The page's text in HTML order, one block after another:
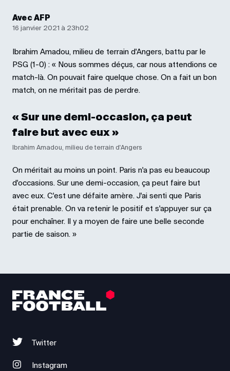
Avec AFP
16 janvier 2021 à 23h02
Ibrahim Amadou, milieu de terrain d'Angers, battu par le
PSG (1-0) : « Nous sommes déçus, car nous attendions ce
match-là. On pouvait faire quelque chose. On a fait un bon
match, on ne méritait pas de perdre.
« Sur une demi-occasion, ça peut
faire but avec eux »
Ibrahim Amadou, milieu de terrain d'Angers
On méritait au moins un point. Paris n'a pas eu beaucoup
d'occasions. Sur une demi-occasion, ça peut faire but
avec eux. C'est une défaite amère. J'ai senti que Paris
était prenable. On va retenir le positif et s'appuyer sur ça
pour enchaîner. Il y a moyen de faire une belle seconde
partie de saison. »
Twitter
Instagram